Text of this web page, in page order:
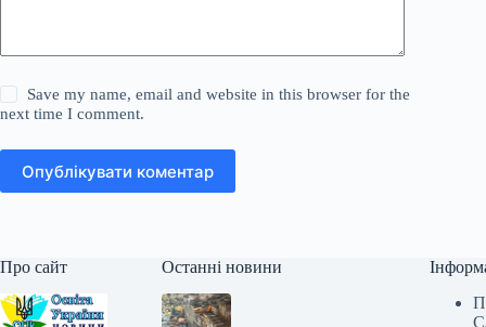
Save my name, email and website in this browser for the
next time I comment.
Опублікувати коментар
Про сайт Останні новини